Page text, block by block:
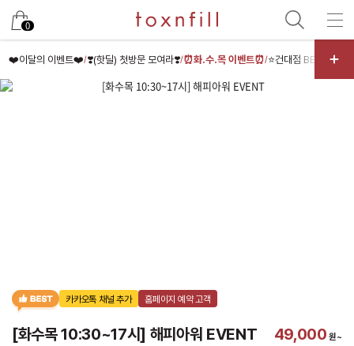
0
❤️이달의 이벤트❤️/❣️(핫딜) 첫방문 모여라❣️/⏰화.수.목 이벤트⏰/⭐건대점 BEST⭐/
카카오톡 채널 추가 홈페이지 예약 고객
[화수목 10:30~17시] 해피아워 EVENT 49,000 원~
카카